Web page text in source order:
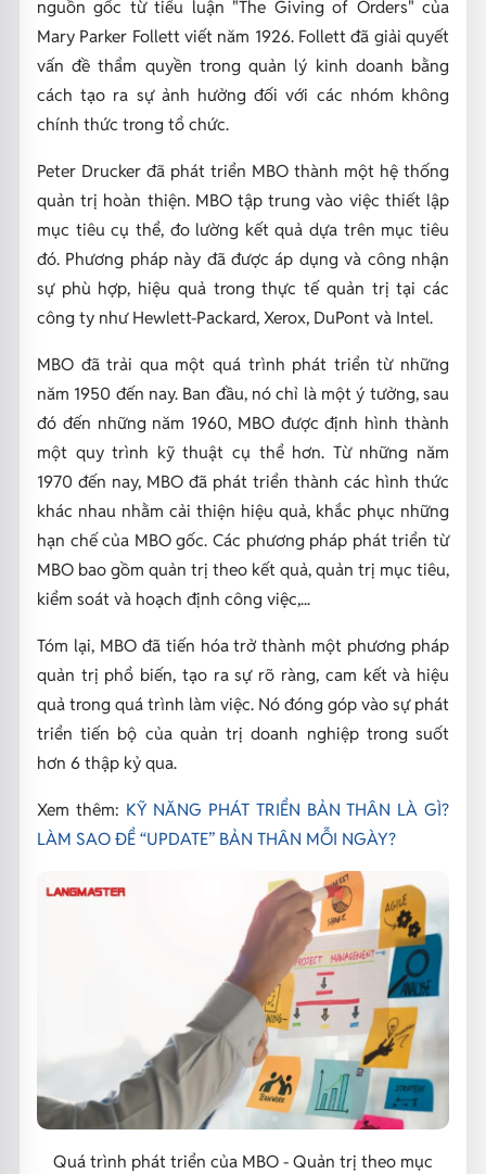
nguồn gốc từ tiểu luận "The Giving of Orders" của
Mary Parker Follett viết năm 1926. Follett đã giải quyết
vấn đề thẩm quyền trong quản lý kinh doanh bằng
cách tạo ra sự ảnh hưởng đối với các nhóm không
chính thức trong tổ chức.
Peter Drucker đã phát triển MBO thành một hệ thống
quản trị hoàn thiện. MBO tập trung vào việc thiết lập
mục tiêu cụ thể, đo lường kết quả dựa trên mục tiêu
đó. Phương pháp này đã được áp dụng và công nhận
sự phù hợp, hiệu quả trong thực tế quản trị tại các
công ty như Hewlett-Packard, Xerox, DuPont và Intel.
MBO đã trải qua một quá trình phát triển từ những
năm 1950 đến nay. Ban đầu, nó chỉ là một ý tưởng, sau
đó đến những năm 1960, MBO được định hình thành
một quy trình kỹ thuật cụ thể hơn. Từ những năm
1970 đến nay, MBO đã phát triển thành các hình thức
khác nhau nhằm cải thiện hiệu quả, khắc phục những
hạn chế của MBO gốc. Các phương pháp phát triển từ
MBO bao gồm quản trị theo kết quả, quản trị mục tiêu,
kiểm soát và hoạch định công việc,...
Tóm lại, MBO đã tiến hóa trở thành một phương pháp
quản trị phổ biến, tạo ra sự rõ ràng, cam kết và hiệu
quả trong quá trình làm việc. Nó đóng góp vào sự phát
triển tiến bộ của quản trị doanh nghiệp trong suốt
hơn 6 thập kỷ qua.
Xem thêm: KỸ NĂNG PHÁT TRIỂN BẢN THÂN LÀ GÌ?
LÀM SAO ĐỂ “UPDATE” BẢN THÂN MỖI NGÀY?
Quá trình phát triển của MBO - Quản trị theo mục